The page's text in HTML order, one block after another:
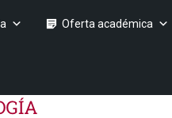
Oferta académica